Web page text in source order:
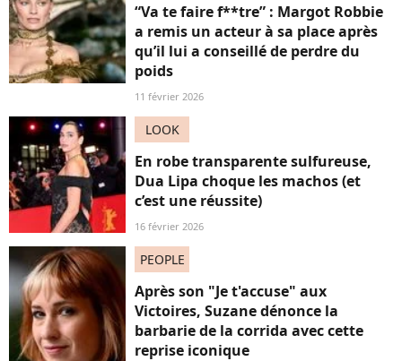
“Va te faire f**tre” : Margot Robbie
a remis un acteur à sa place après
qu’il lui a conseillé de perdre du
poids
11 février 2026
LOOK
En robe transparente sulfureuse,
Dua Lipa choque les machos (et
c’est une réussite)
16 février 2026
PEOPLE
Après son "Je t'accuse" aux
Victoires, Suzane dénonce la
barbarie de la corrida avec cette
reprise iconique